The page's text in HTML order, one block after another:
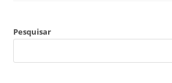
Pesquisar